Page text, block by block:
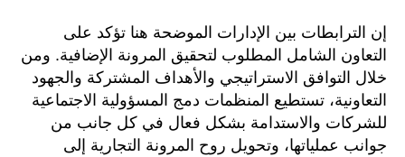
إن الترابطات بين الإدارات الموضحة هنا تؤكد على
التعاون الشامل المطلوب لتحقيق المرونة الإضافية. ومن
خلال التوافق الاستراتيجي والأهداف المشتركة والجهود
التعاونية، تستطيع المنظمات دمج المسؤولية الاجتماعية
للشركات والاستدامة بشكل فعال في كل جانب من
جوانب عملياتها، وتحويل روح المرونة التجارية إلى